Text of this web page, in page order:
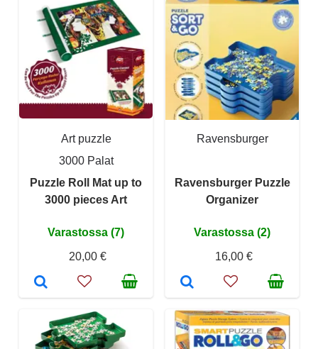
Art puzzle
3000 Palat
Puzzle Roll Mat up to
3000 pieces Art
Varastossa (7)
20,00 €
Ravensburger
Ravensburger Puzzle
Organizer
Varastossa (2)
16,00 €